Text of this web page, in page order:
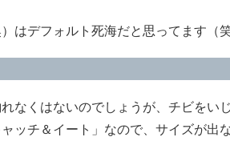
はデフォルト死海だと思ってます（笑
なくはないのでしょうが、チビをい
ッチ＆イート」なので、サイズが出